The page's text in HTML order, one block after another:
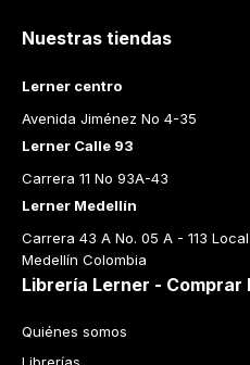
Nuestras tiendas
Lerner centro
Avenida Jiménez No 4-35
Lerner Calle 93
Carrera 11 No 93A-43
Lerner Medellín
Carrera 43 A No. 05 A - 113
Medellín Colombia
Librería Lerner - Comprar
Quiénes somos